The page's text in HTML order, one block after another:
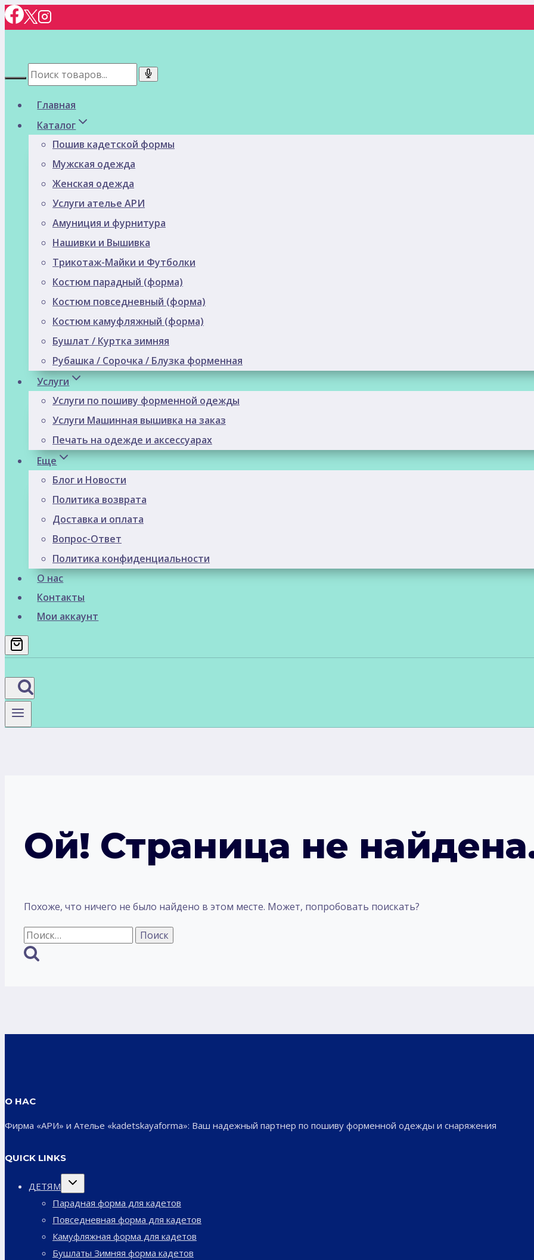
Перейти
к
Главная
Каталог
Пошив кадетской формы
Мужская одежда
Женская одежда
Услуги ателье АРИ
Амуниция и фурнитура
Нашивки и Вышивка
Трикотаж-Майки и Футболки
Костюм парадный (форма)
Костюм повседневный (форма)
Костюм камуфляжный (форма)
Бушлат / Куртка зимняя
Рубашка / Сорочка / Блузка форменная
Услуги
Услуги по пошиву форменной одежды
Услуги Машинная вышивка на заказ
Печать на одежде и аксессуарах
Еще
Блог и Новости
Политика возврата
Доставка и оплата
Вопрос-Ответ
Политика конфиденциальности
О нас
Контакты
Мои аккаунт
Ой! Страница не
Похоже, что ничего не было найдено в этом месте. Может, попробовать поискать?
Найти:
О НАС
Фирма «АРИ» и Ателье «kadetskayaforma»: Ваш надежный партнер по пошиву форменной одежды и снаряжения
QUICK LINKS
ДЕТЯМ
Переключить
Парадная форма для кадетов
Повседневная форма для кадетов
Камуфляжная форма для кадетов
Бушлаты Зимняя форма кадетов